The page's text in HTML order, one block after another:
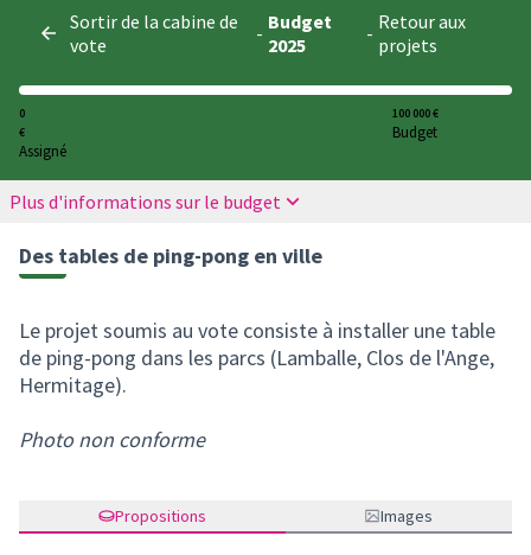
Sortir de la cabine de
vote
- Budget
2025
- Retour aux
projets
0
€
Assigné
100 000 €
Budget
Plus d'informations sur le budget
Des tables de ping-pong en ville
Le projet soumis au vote consiste à installer une table
de ping-pong dans les parcs (Lamballe, Clos de l'Ange,
Hermitage).
Photo non conforme
Propositions Images
Panneau de gestion des cookies